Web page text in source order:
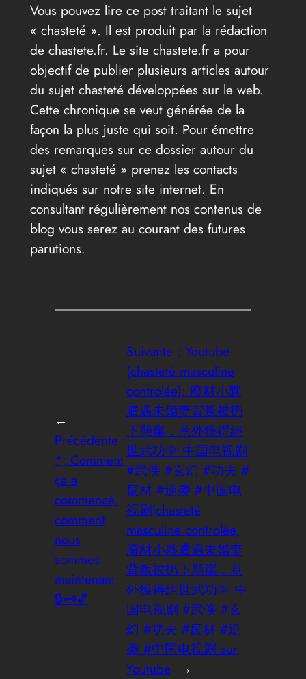
Vous pouvez lire ce post traitant le sujet
« chasteté ». Il est produit par la rédaction
de chastete.fr. Le site chastete.fr a pour
objectif de publier plusieurs articles autour
du sujet chasteté développées sur le web.
Cette chronique se veut générée de la
façon la plus juste qui soit. Pour émettre
des remarques sur ce dossier autour du
sujet « chasteté » prenez les contacts
indiqués sur notre site internet. En
consultant régulièrement nos contenus de
blog vous serez au courant des futures
parutions.
←
Précédente :
*; Comment
ça a
commencé,
comment
nous
sommes
maintenant
🔒🗝️💕
Suivante : Youtube
(chasteté masculine
controlée): 廢材小夥
遭遇未婚妻背叛被扔
下懸崖，意外獲得絕
世武功🌞 中国电视剧
#武侠 #玄幻 #功夫 #
废材 #逆袭 #中国电
视剧|chasteté
masculine controlée,
廢材小夥遭遇未婚妻
背叛被扔下懸崖，意
外獲得絕世武功🌞 中
国电视剧 #武侠 #玄
幻 #功夫 #废材 #逆
袭 #中国电视剧 sur
Youtube →